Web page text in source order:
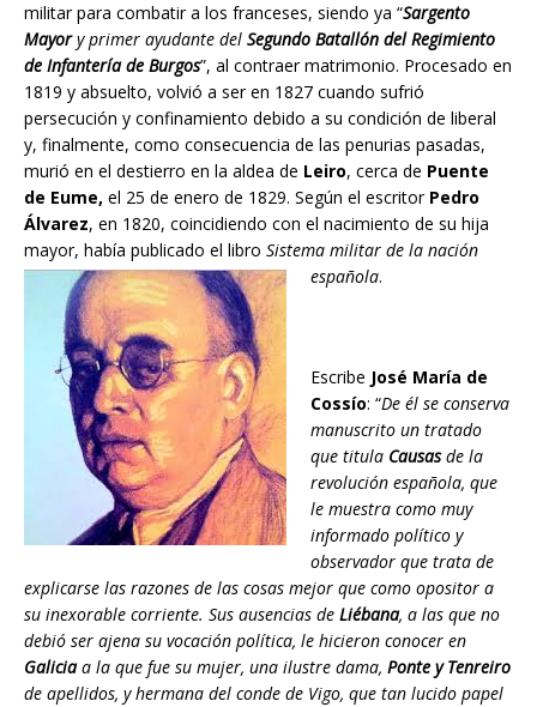
militar para combatir a los franceses, siendo ya “Sargento
Mayory primer ayudante del Segundo Batallón del Regimiento
de Infantería de Burgos”, al contraer matrimonio. Procesado en
1819 y absuelto, volvió a ser en 1827 cuando sufrió
persecución y confinamiento debido a su condición de liberal
y, finalmente, como consecuencia de las penurias pasadas,
murió en el destierro en la aldea de Leiro, cerca de Puente
de Eume, el 25 de enero de 1829. Según el escritor Pedro
Álvarez, en 1820, coincidiendo con el nacimiento de su hija
mayor, había publicado el libro Sistema militar de la nación
española.
Escribe José María de
Cossío: “De él se conserva
manuscrito un tratado
que titula Causasde la
revolución española, que
le muestra como muy
informado político y
observador que trata de
explicarse las razones de las cosas mejor que como opositor a
su inexorable corriente. Sus ausencias de Liébana, a las que no
debió ser ajena su vocación política, le hicieron conocer en
Galiciaa la que fue su mujer, una ilustre dama, Ponte y Tenreiro
de apellidos, y hermana del conde de Vigo, que tan lucido papel